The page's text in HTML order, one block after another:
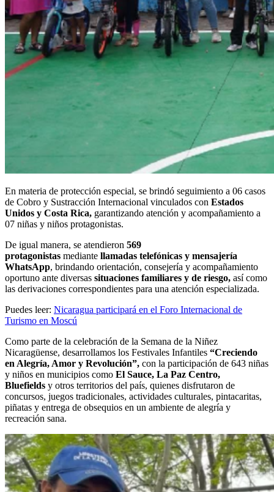
En materia de protección especial, se brindó seguimiento a 06 casos
de Cobro y Sustracción Internacional vinculados con Estados
Unidos y Costa Rica, garantizando atención y acompañamiento a
07 niñas y niños protagonistas.
De igual manera, se atendieron 569
protagonistas mediante llamadas telefónicas y mensajería
WhatsApp, brindando orientación, consejería y acompañamiento
oportuno ante diversas situaciones familiares y de riesgo, así como
las derivaciones correspondientes para una atención especializada.
Puedes leer: Nicaragua participará en el Foro Internacional de
Turismo en Moscú
Como parte de la celebración de la Semana de la Niñez
Nicaragüense, desarrollamos los Festivales Infantiles “Creciendo
en Alegría, Amor y Revolución”, con la participación de 643 niñas
y niños en municipios como El Sauce, La Paz Centro,
Bluefields y otros territorios del país, quienes disfrutaron de
concursos, juegos tradicionales, actividades culturales, pintacaritas,
piñatas y entrega de obsequios en un ambiente de alegría y
recreación sana.